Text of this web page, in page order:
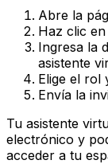
Abre la
Haz clic en
Ingresa la
asistente
Elige el rol
Envía la
Tu asistente
electrónico y
acceder a tu